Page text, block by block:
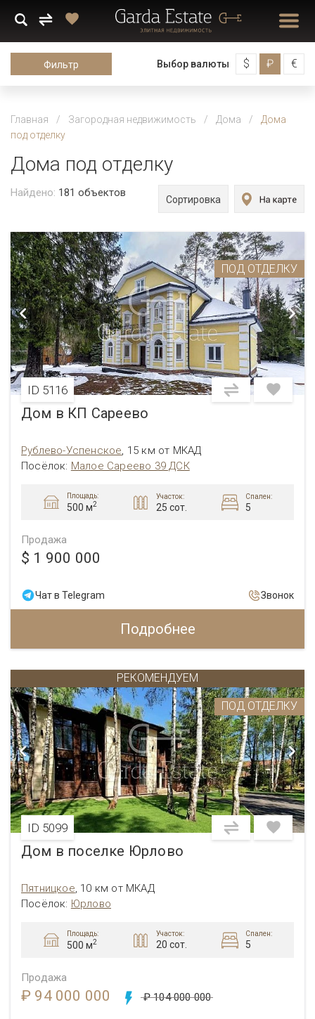
Фильтр Выбор валюты $ ₽ €
Главная Загородная недвижимость Дома
Дома
под отделку
Дома под отделку
Найдено: 181 объектов
Сортировка
ПОД ОТДЕЛКУ
ID 5116
Дом в КП Сареево
Рублево-Успенское, 15 км от МКАД
Посёлок: Малое Сареево 39 ДСК
Площадь:
500 м2
Участок:
25 сот.
Спален:
5
Продажа
$ 1 900 000
Чат в Telegram Звонок
Подробнее
РЕКОМЕНДУЕМ
ПОД ОТДЕЛКУ
ID 5099
Дом в поселке Юрлово
Пятницкое, 10 км от МКАД
Посёлок: Юрлово
Площадь:
500 м2
Участок:
20 сот.
Спален:
5
Продажа
₽ 94 000 000 ₽ 104 000 000